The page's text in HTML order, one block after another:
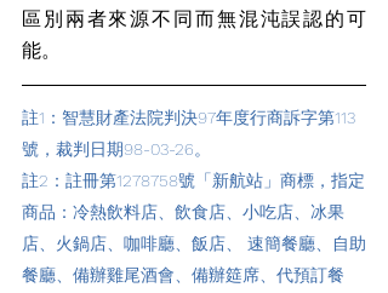
區別兩者來源不同而無混沌誤認的可
能。
註1：智慧財產法院判決97年度行商訴字第113
號，裁判日期98-03-26。
註2：註冊第1278758號「新航站」商標，指定
商品：冷熱飲料店、飲食店、小吃店、冰果
店、火鍋店、咖啡廳、飯店、 速簡餐廳、自助
餐廳、備辦雞尾酒會、備辦筵席、代預訂餐